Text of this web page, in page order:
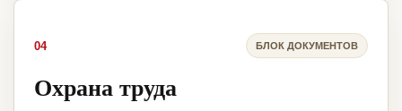
04 БЛОК ДОКУМЕНТОВ
Охрана труда